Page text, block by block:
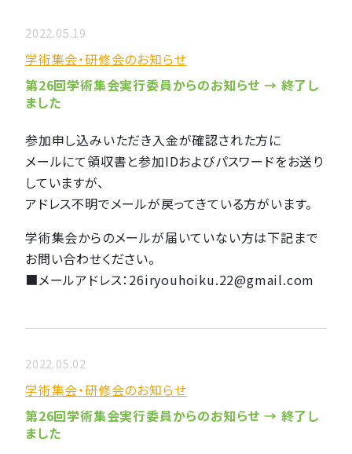
2022.05.19
学術集会・研修会のお知らせ
第26回学術集会実行委員からのお知らせ → 終了し
ました
参加申し込みいただき入金が確認された方に
メールにて領収書と参加IDおよびパスワードをお送り
していますが、
アドレス不明でメールが戻ってきている方がいます。
学術集会からのメールが届いていない方は下記まで
お問い合わせください。
■メールアドレス：26iryouhoiku.22@gmail.com
2022.05.02
学術集会・研修会のお知らせ
第26回学術集会実行委員からのお知らせ → 終了し
ました